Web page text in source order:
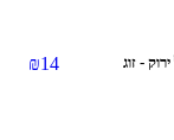
- זוג ₪14